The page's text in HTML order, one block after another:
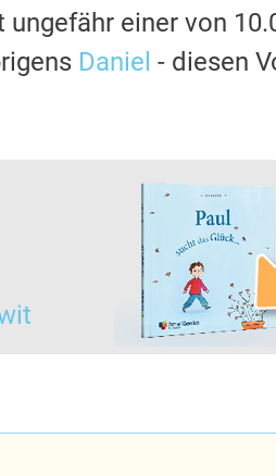
einer von
Daniel - diesen